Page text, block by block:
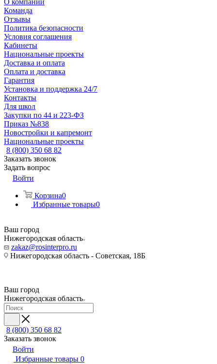
О компании
Команда
Отзывы
Политика безопасности
Условия соглашения
Кабинеты
Национальные проекты
Доставка и оплата
Оплата и доставка
Гарантия
Установка и поддержка 24/7
Контакты
Для школ
Закупки по 44 и 223-ФЗ
Приказ №838
Новостройки и капремонт
Национальные проекты
8 (800) 350 68 82
Заказать звонок
Задать вопрос
Войти
Корзина0
Избранные товары0
Ваш город
Нижегородская область
zakaz@rosinterpro.ru
Нижегородская область - Советская, 18Б
Ваш город
Нижегородская область
8 (800) 350 68 82
Заказать звонок
Войти
Избранные товары 0